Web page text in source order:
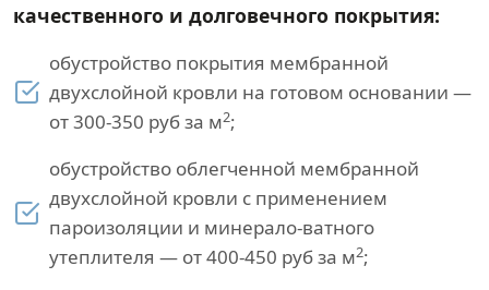
качественного и долговечного покрытия:
обустройство покрытия мембранной
двухслойной кровли на готовом основании —
от 300-350 руб за м2;
обустройство облегченной мембранной
двухслойной кровли с применением
пароизоляции и минерало-ватного
утеплителя — от 400-450 руб за м2;